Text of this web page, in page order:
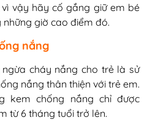
vậy hãy cố gắng giữ em bé
giờ cao điểm đó.
nắng
cháy nắng cho trẻ là sử
nắng thân thiện với trẻ em.
kem chống nắng chỉ được
từ 6 tháng tuổi trở lên.